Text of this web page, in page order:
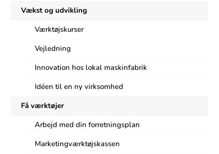
Vækst og udvikling
Værktøjskurser
Vejledning
Innovation hos lokal maskinfabrik
Idéen til en ny virksomhed
Få værktøjer
Arbejd med din forretningsplan
Marketingværktøjskassen